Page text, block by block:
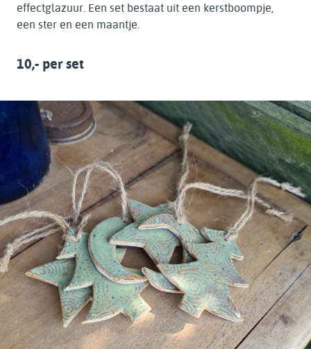
effectglazuur. Een set bestaat uit een kerstboompje,
een ster en een maantje.
10,- per set